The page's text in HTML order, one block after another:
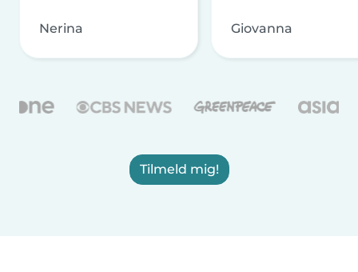
Nerina Giovanna
Tilmeld mig!